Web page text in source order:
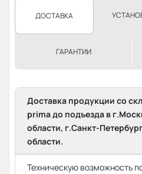
ДОСТАВКА
ГАРАНТИИ
Доставка продукции со
prima до подъезда в
области, г.Санкт-
области.
Техническую возможность